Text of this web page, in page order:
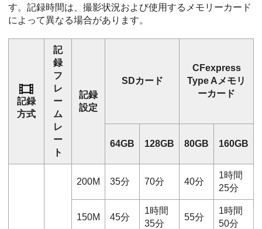
す。記録時間は、撮影状況および使用するメモリーカード
によって異なる場合があります。
記録
方式
記
録
フ
レ
ー
ム
レ
ー
ト
記録
設定
SDカード
CFexpress
Type Aメモリ
ーカード
64GB 128GB 80GB 160GB
200M 35分 70分 40分
1時間
25分
150M 45分
1時間
35分
55分
1時間
50分